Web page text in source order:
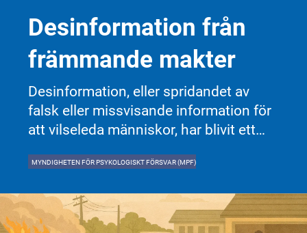
Desinformation från
främmande makter
Desinformation, eller spridandet av
falsk eller missvisande information för
att vilseleda människor, har blivit ett
makter. Genom att sprida vilseledande
påverka opinionen, skapa osäkerhet
och undergräva förtroendet för
MYNDIGHETEN FÖR PSYKOLOGISKT FÖRSVAR (MPF)